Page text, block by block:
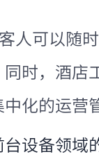
人可以随
时，酒店
化的运营
设备领域